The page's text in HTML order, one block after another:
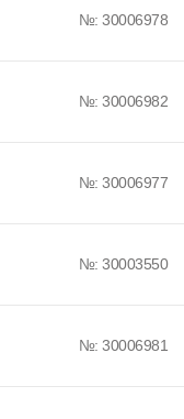
№: 30006978
№: 30006982
№: 30006977
№: 30003550
№: 30006981